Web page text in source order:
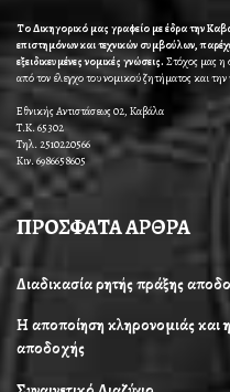
Το Δικηγορικό μας γραφείο με έδρα την
επιστημόνων και τεχνικών συμβούλων,
εξειδικευμένες νομικές γνώσεις. Στόχος μας η
από τον έλεγχο του νομικού ζητήματος και
Εθνικής Αντιστάσεως 02, Καβάλα
Τ.Κ. 65302
Τηλ. 2510220566
Κιν. 6986658605
ΠΡΟΣΦΑΤΑ ΑΡΘΡΑ
Διαδικασία ρητής πράξης
Η αποποίηση κληρονομιάς και
αποδοχής